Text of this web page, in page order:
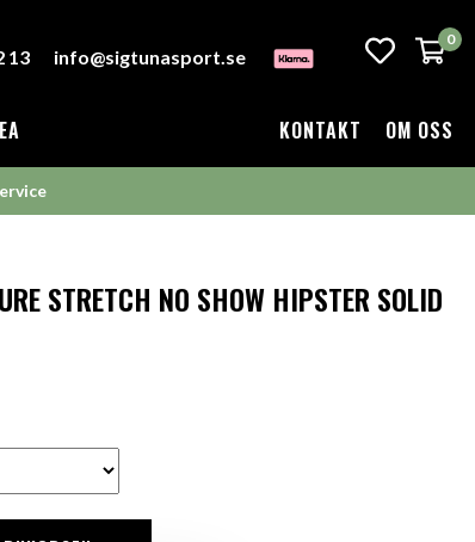
13 info@sigtunasport.se
0
KONTAKT OM OSS
STRETCH NO SHOW HIPSTER SOLID